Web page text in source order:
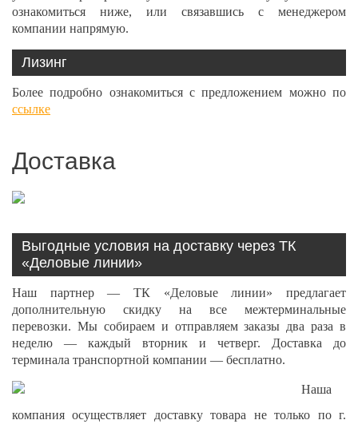
ознакомиться ниже, или связавшись с менеджером
компании напрямую.
Лизинг
Более подробно ознакомиться с предложением можно по
ссылке
Доставка
Выгодные условия на доставку через ТК
«Деловые линии»
Наш партнер — ТК «Деловые линии» предлагает
дополнительную скидку на все межтерминальные
перевозки. Мы собираем и отправляем заказы два раза в
неделю — каждый вторник и четверг. Доставка до
терминала транспортной компании — бесплатно.
Наша
компания осуществляет доставку товара не только по г.